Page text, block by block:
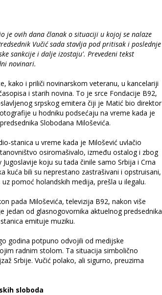
je ovih dana članak o situaciji u kojoj se nalaze
Vučić sada stavlja pod pritisak i poslednje
sankcije i dalje izostaju'. Prevedeni tekst
novinari.
kako i priliči novinarskom veteranu, u kancelariji
i starih novina. To je srce Fondacije B92,
srpskog emitera čiji je Matić bio direktor
u hodniku podsećaju na vreme kada je
Slobodana Miloševića.
stanica u vreme kada je Milošević uvlačio
osiromašivalo, između ostalog i zbog
koju su tada činile samo Srbija i Crna
kuća bili su neprestano zastrašivani i opstruisani,
pomoć holandskih medija, prešla u ilegalu.
pada Miloševića, televizija B92, nakon više
jedan od glasnogovornika aktuelnog predsednika
emituje muziku.
godina potpuno odvojili od medijske
radnim stolom. Ta situacija simbolično
Srbije. Vučić polako, ali sigurno, preuzima
sloboda